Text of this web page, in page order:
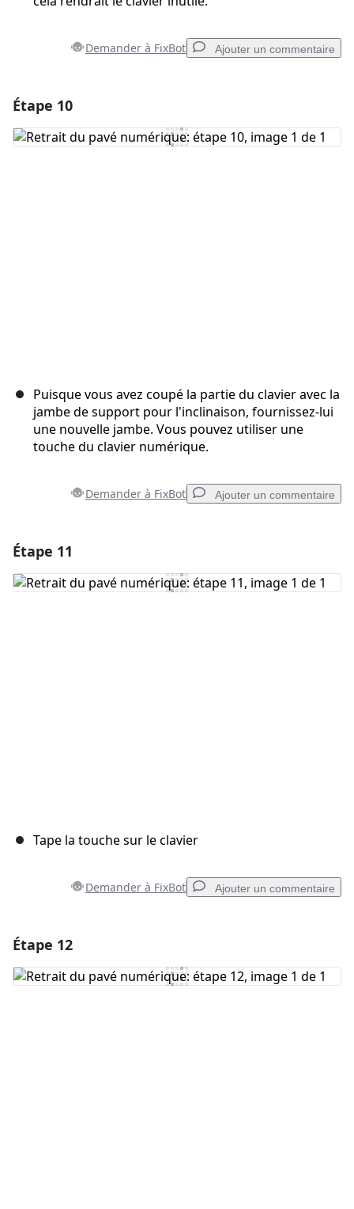
Demander à FixBot Ajouter un commentaire
Ajouter un commentaire
Étape 10
Puisque vous avez coupé la partie du clavier avec la
jambe de support pour l'inclinaison, fournissez-lui
une nouvelle jambe. Vous pouvez utiliser une
touche du clavier numérique.
Demander à FixBot Ajouter un commentaire
Ajouter un commentaire
Étape 11
Tape la touche sur le clavier
Demander à FixBot Ajouter un commentaire
Ajouter un commentaire
Étape 12